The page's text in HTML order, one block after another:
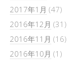
2017年1月 (47)
2016年12月 (31)
2016年11月 (16)
2016年10月 (1)